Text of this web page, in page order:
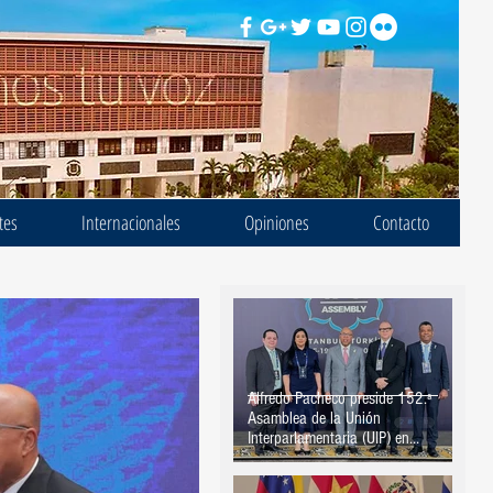
Internacionales Opiniones Contacto
Alfredo Pacheco preside 152.ª
Asamblea de la Unión
Interparlamentaria (UIP) en
Estambul, Turquía